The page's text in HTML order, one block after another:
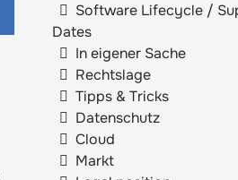
Software Lifecycle /
Dates
In eigener Sache
Rechtslage
Tipps & Tricks
Datenschutz
Cloud
Markt